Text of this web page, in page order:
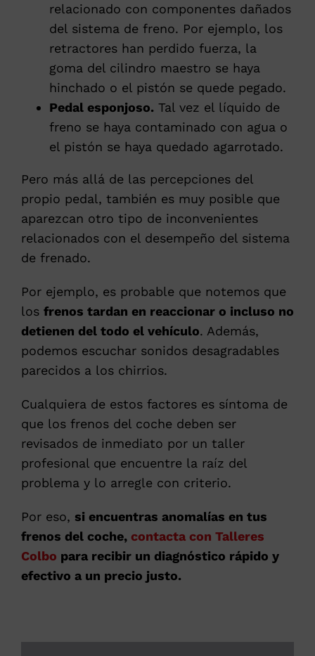
relacionado con componentes dañados
del sistema de freno. Por ejemplo, los
retractores han perdido fuerza, la
goma del cilindro maestro se haya
hinchado o el pistón se quede pegado.
Pedal esponjoso.Tal vez el líquido de
freno se haya contaminado con agua o
el pistón se haya quedado agarrotado.
Pero más allá de las percepciones del
propio pedal, también es muy posible que
aparezcan otro tipo de inconvenientes
relacionados con el desempeño del sistema
de frenado.
Por ejemplo, es probable que notemos que
los frenos tardan en reaccionar o incluso no
detienen del todo el vehículo. Además,
podemos escuchar sonidos desagradables
parecidos a los chirrios.
Cualquiera de estos factores es síntoma de
que los frenos del coche deben ser
revisados de inmediato por un taller
profesional que encuentre la raíz del
problema y lo arregle con criterio.
Por eso, si encuentras anomalías en tus
frenos del coche, contacta con Talleres
Colbo para recibir un diagnóstico rápido y
efectivo a un precio justo.